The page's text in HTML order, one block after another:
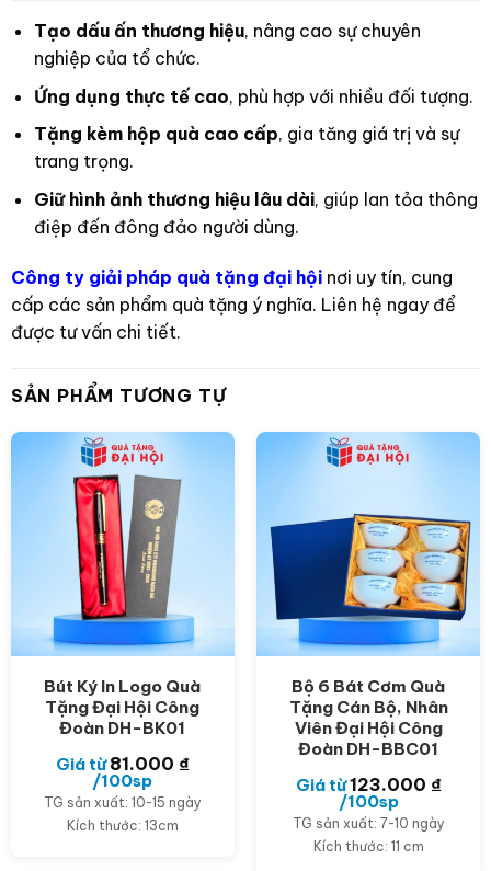
Tạo dấu ấn thương hiệu, nâng cao sự chuyên
nghiệp của tổ chức.
Ứng dụng thực tế cao, phù hợp với nhiều đối tượng.
Tặng kèm hộp quà cao cấp, gia tăng giá trị và sự
trang trọng.
Giữ hình ảnh thương hiệu lâu dài, giúp lan tỏa thông
điệp đến đông đảo người dùng.
Công ty giải pháp quà tặng đại hội nơi uy tín, cung
cấp các sản phẩm quà tặng ý nghĩa. Liên hệ ngay để
được tư vấn chi tiết.
SẢN PHẨM TƯƠNG TỰ
Bút Ký In Logo Quà
Tặng Đại Hội Công
Đoàn DH-BK01
Giá từ81.000 ₫
/100sp
TG sản xuất: 10-15 ngày
Kích thước: 13cm
Bộ 6 Bát Cơm Quà
Tặng Cán Bộ, Nhân
Viên Đại Hội Công
Đoàn DH-BBC01
Giá từ123.000 ₫
/100sp
TG sản xuất: 7-10 ngày
Kích thước: 11 cm